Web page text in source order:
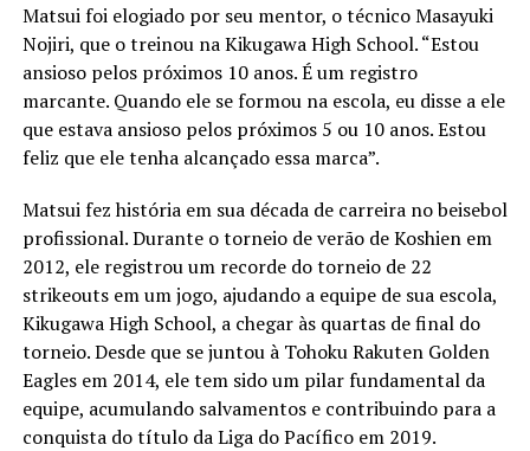
Matsui foi elogiado por seu mentor, o técnico Masayuki
Nojiri, que o treinou na Kikugawa High School. “Estou
ansioso pelos próximos 10 anos. É um registro
marcante. Quando ele se formou na escola, eu disse a ele
que estava ansioso pelos próximos 5 ou 10 anos. Estou
feliz que ele tenha alcançado essa marca”.
Matsui fez história em sua década de carreira no beisebol
profissional. Durante o torneio de verão de Koshien em
2012, ele registrou um recorde do torneio de 22
strikeouts em um jogo, ajudando a equipe de sua escola,
Kikugawa High School, a chegar às quartas de final do
torneio. Desde que se juntou à Tohoku Rakuten Golden
Eagles em 2014, ele tem sido um pilar fundamental da
equipe, acumulando salvamentos e contribuindo para a
conquista do título da Liga do Pacífico em 2019.